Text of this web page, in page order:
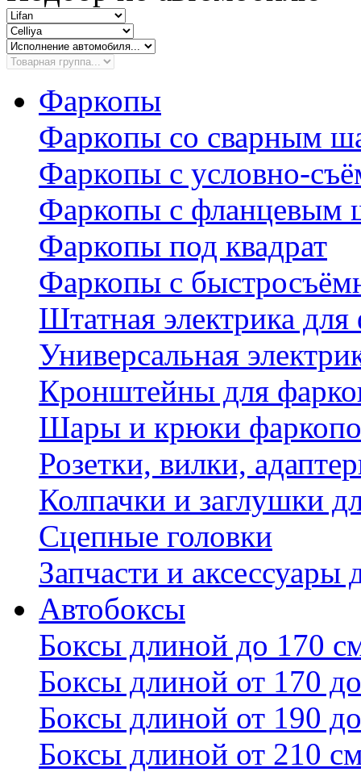
Фаркопы
Фаркопы со сварным
Фаркопы с условно-
Фаркопы с фланцевым
Фаркопы под квадрат
Фаркопы с
Штатная электрика
Универсальная
Кронштейны для
Шары и крюки
Розетки, вилки,
Колпачки и заглушки
Сцепные головки
Запчасти и аксессуары
Автобоксы
Боксы длиной до 170
Боксы длиной от 170
Боксы длиной от 190
Боксы длиной от 210